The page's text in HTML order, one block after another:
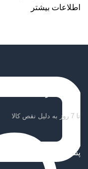
اطلاعات بیشتر
ضمانت بازگشت کالا
تا 7 روز به دلیل نقص کالا
پشتیبانی سریع